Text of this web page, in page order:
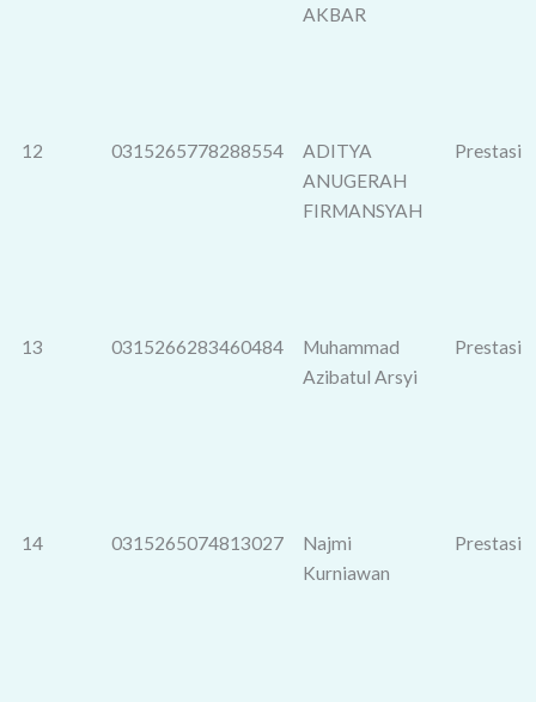
AKBAR
12 0315265778288554
ADITYA
ANUGERAH
FIRMANSYAH
Prestasi
13 0315266283460484
Muhammad
Azibatul Arsyi
Prestasi
14 0315265074813027
Najmi
Kurniawan
Prestasi